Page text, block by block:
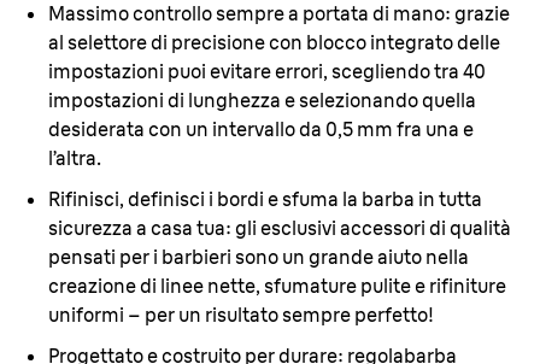
Massimo controllo sempre a portata di mano: grazie
al selettore di precisione con blocco integrato delle
impostazioni puoi evitare errori, scegliendo tra 40
impostazioni di lunghezza e selezionando quella
desiderata con un intervallo da 0,5 mm fra una e
l’altra.
Rifinisci, definisci i bordi e sfuma la barba in tutta
sicurezza a casa tua: gli esclusivi accessori di qualità
pensati per i barbieri sono un grande aiuto nella
creazione di linee nette, sfumature pulite e rifiniture
uniformi – per un risultato sempre perfetto!
Progettato e costruito per durare: regolabarba